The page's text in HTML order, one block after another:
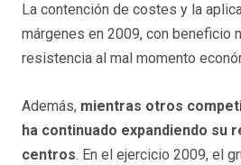
La contención de costes y la
márgenes en 2009, con beneficio
resistencia al mal momento
Además, mientras otros
ha continuado expandiendo
centros. En el ejercicio 2009, el